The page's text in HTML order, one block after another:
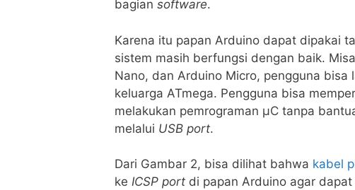
bagian software.
Karena itu papan Arduino dapat dipakai
sistem masih berfungsi dengan baik.
Nano, dan Arduino Micro, pengguna bisa
keluarga ATmega. Pengguna bisa
melakukan pemrograman μC tanpa
melalui USB port.
Dari Gambar 2, bisa dilihat bahwa kabel
ke ICSP port di papan Arduino agar